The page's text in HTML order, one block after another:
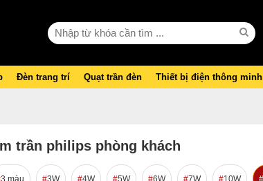
Đèn trang trí Quạt trần đèn Thiết bị điện thông minh
trần philips phòng khách
3 màu 3W 4W 5W 6W 7W 10W